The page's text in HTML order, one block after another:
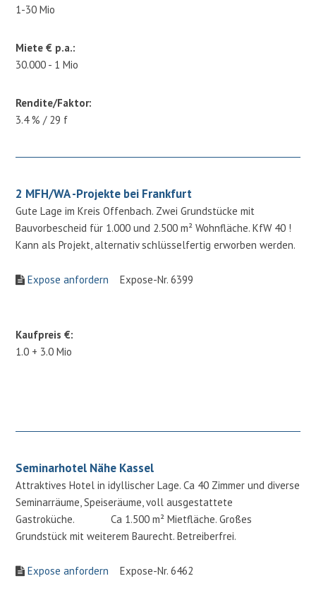
1-30 Mio
Miete € p.a.:
30.000 - 1 Mio
Rendite/Faktor:
3.4 % / 29 f
2 MFH/WA -Projekte bei Frankfurt
Gute Lage im Kreis Offenbach. Zwei Grundstücke mit
Bauvorbescheid für 1.000 und 2.500 m² Wohnfläche. KfW 40 !
Kann als Projekt, alternativ schlüsselfertig erworben werden.
Expose anfordern Expose-Nr. 6399
Kaufpreis €:
1.0 + 3.0 Mio
Seminarhotel Nähe Kassel
Attraktives Hotel in idyllischer Lage. Ca 40 Zimmer und diverse
Seminarräume, Speiseräume, voll ausgestattete
Gastroküche. Ca 1.500 m² Mietfläche. Großes
Grundstück mit weiterem Baurecht. Betreiberfrei.
Expose anfordern Expose-Nr. 6462